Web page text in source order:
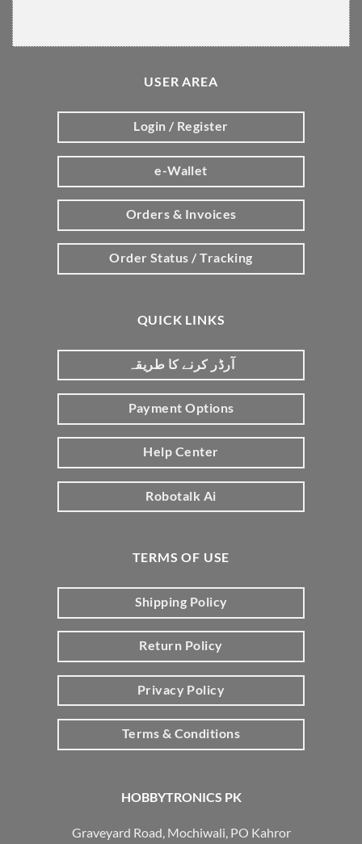
HOBBYTRONICS PK
Graveyard Road, Mochiwali, PO Kahror
USER AREA
Login / Register
e-Wallet
Orders & Invoices
Order Status / Tracking
QUICK LINKS
آرڈر کرنے کا طریقہ
Payment Options
Help Center
Robotalk Ai
TERMS OF USE
Shipping Policy
Return Policy
Privacy Policy
Terms & Conditions